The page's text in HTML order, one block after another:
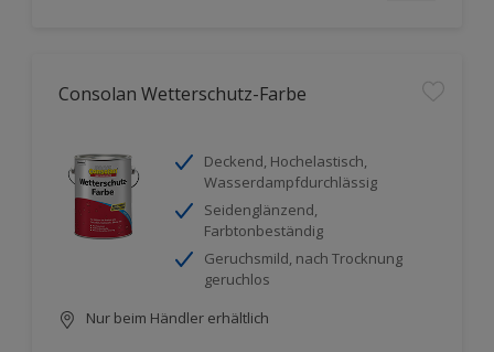
Consolan Wetterschutz-Farbe
Deckend, Hochelastisch,
Wasserdampfdurchlässig
Seidenglänzend,
Farbtonbeständig
Geruchsmild, nach Trocknung
geruchlos
Nur beim Händler erhältlich